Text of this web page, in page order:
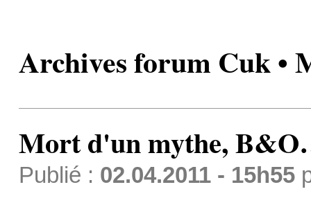
Archives forum Cuk
Mort d'un mythe,
Publié : 02.04.2011 - 15h55